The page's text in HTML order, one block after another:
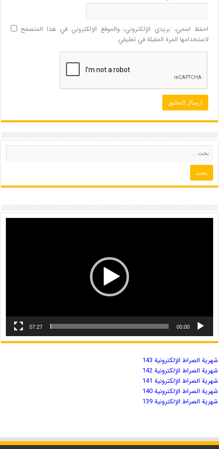
احفظ اسمي، بريدي الإلكتروني، والموقع الإلكتروني في هذا المتصفح
لاستخدامها المرة المقبلة في تعليقي.
00:00
07:27
شهریة الصراط الإلكترونية 143
شهریة الصراط الإلكترونية 142
شهریة الصراط الإلكترونية 141
شهریة الصراط الإلكترونية 140
شهریة الصراط الإلكترونية 139